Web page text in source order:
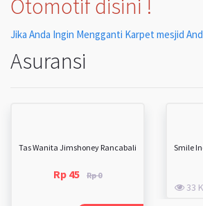
Otomotif disini !
Jika Anda Ingin Mengganti Karpet mesjid
Asuransi
Tas Wanita Jimshoney Rancabali
Rp 45 Rp 0
Smile
33